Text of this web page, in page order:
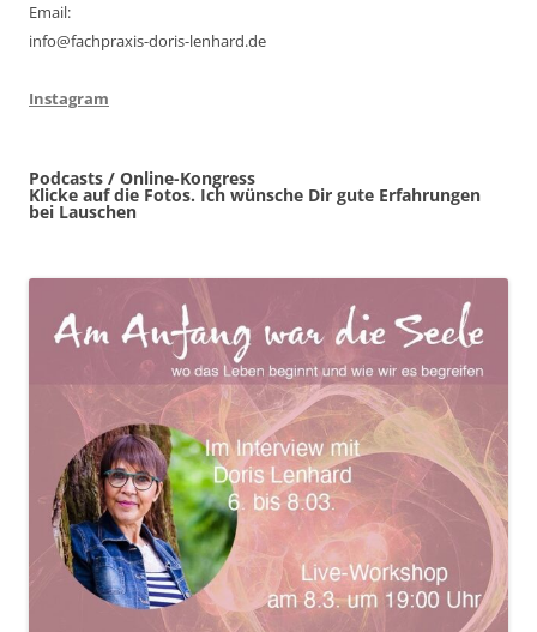
Email:
info@fachpraxis-doris-lenhard.de
Instagram
Podcasts / Online-Kongress
Klicke auf die Fotos. Ich wünsche Dir gute Erfahrungen
bei Lauschen